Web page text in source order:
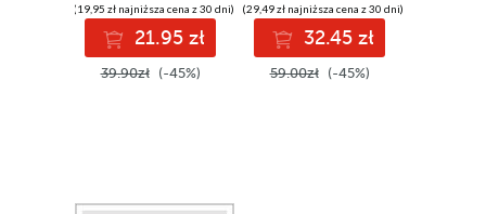
(19,95 zł najniższa cena z 30 dni)
21.95 zł
39.90zł (-45%)
(29,49 zł najniższa cena z 30 dni)
32.45 zł
59.00zł (-45%)